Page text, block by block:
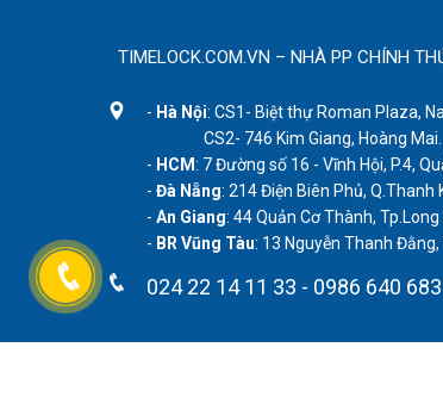
TIMELOCK.COM.VN – NHÀ PP CHÍNH
- Hà Nội: CS1- Biệt thự Roman Plaza,
CS2- 746 Kim Giang, Hoàng Mai.
- HCM: 7 Đường số 16 - Vĩnh Hội, P.4,
- Đà Nẵng: 214 Điện Biên Phủ, Q.Thanh
- An Giang: 44 Quản Cơ Thành, Tp.Long
- BR Vũng Tàu: 13 Nguyễn Thanh Đằng,
024 22 14 11 33 - 0986 640 683